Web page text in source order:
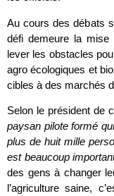
Au cours des débats
défi demeure la mise
lever les obstacles
agro écologiques et
cibles à des marchés
Selon le président de
paysan pilote formé
plus de huit mille
est beaucoup
des gens à changer
l’agriculture saine,